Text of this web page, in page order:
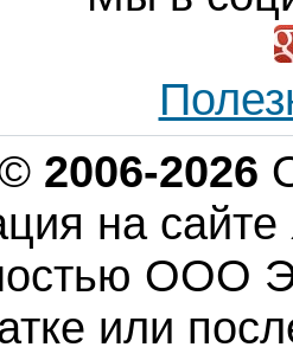
2006-2026
на сайте
ООО
или